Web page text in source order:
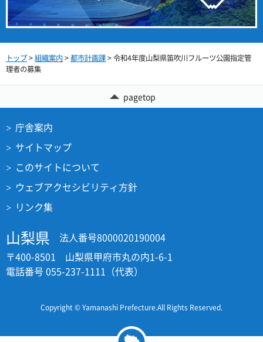
トップ>組織案内>都市計画課> 令和4年度山梨県笛吹川フルーツ公園指定管
理者の募集
pagetop
庁舎案内
サイトマップ
このサイトについて
ウェブアクセシビリティ方針
リンク集
山梨県
法人番号8000020190004
〒400-8501 山梨県甲府市丸の内1-6-1
電話番号 055-237-1111（代表）
Copyright © Yamanashi Prefecture.All Rights Reserved.